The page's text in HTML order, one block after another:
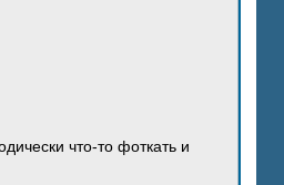
что-то фоткать и